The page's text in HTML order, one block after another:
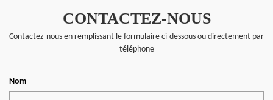
CONTACTEZ-NOUS
Contactez-nous en remplissant le formulaire ci-dessous ou directement par
téléphone
Nom